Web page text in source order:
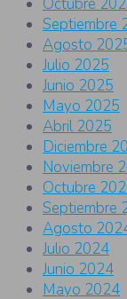
Octubre
Septiembre
Agosto
Julio 2025
Junio 2025
Mayo 2025
Abril 2025
Diciembre
Noviembre
Octubre
Septiembre
Agosto
Julio 2024
Junio 2024
Mayo 2024